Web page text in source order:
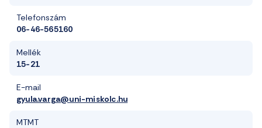
Telefonszám
06-46-565160
Mellék
15-21
E-mail
gyula.varga@uni-miskolc.hu
MTMT